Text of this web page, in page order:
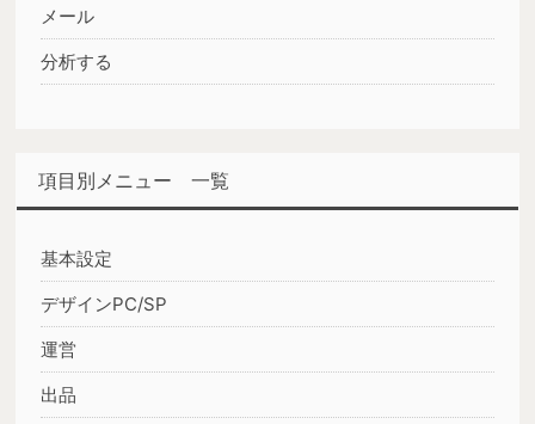
メール
分析する
項目別メニュー 一覧
基本設定
デザインPC/SP
運営
出品